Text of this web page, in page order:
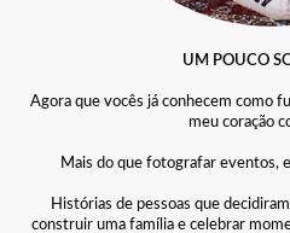
UM POUCO
Agora que vocês já conhecem como
meu coração
Mais do que fotografar eventos,
Histórias de pessoas que
construir uma família e celebrar